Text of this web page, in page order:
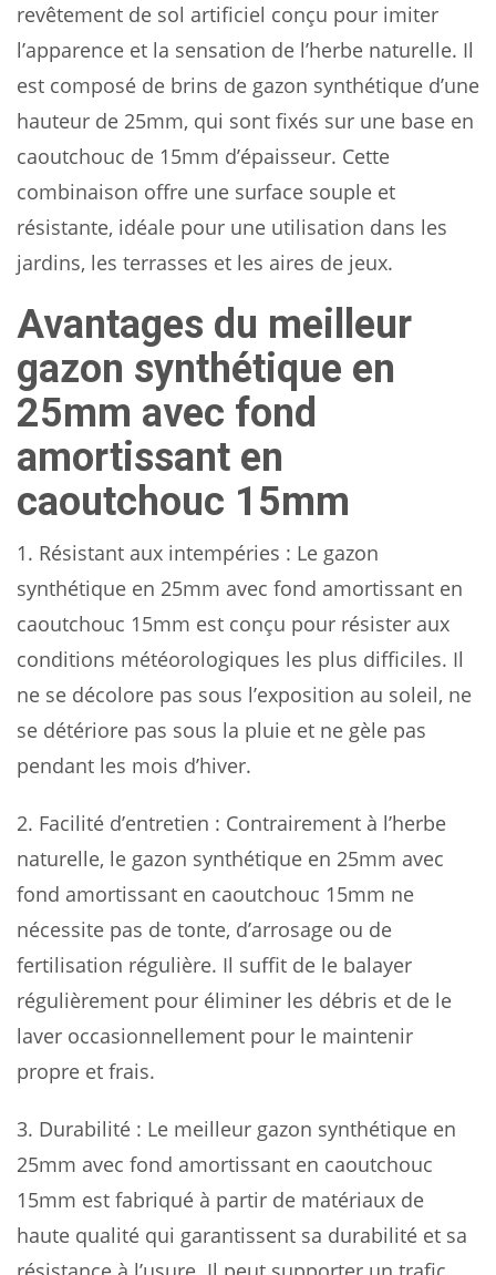
revêtement de sol artificiel conçu pour imiter
l’apparence et la sensation de l’herbe naturelle. Il
est composé de brins de gazon synthétique d’une
hauteur de 25mm, qui sont fixés sur une base en
caoutchouc de 15mm d’épaisseur. Cette
combinaison offre une surface souple et
résistante, idéale pour une utilisation dans les
jardins, les terrasses et les aires de jeux.
Avantages du meilleur
gazon synthétique en
25mm avec fond
amortissant en
caoutchouc 15mm
1. Résistant aux intempéries : Le gazon
synthétique en 25mm avec fond amortissant en
caoutchouc 15mm est conçu pour résister aux
conditions météorologiques les plus difficiles. Il
ne se décolore pas sous l’exposition au soleil, ne
se détériore pas sous la pluie et ne gèle pas
pendant les mois d’hiver.
2. Facilité d’entretien : Contrairement à l’herbe
naturelle, le gazon synthétique en 25mm avec
fond amortissant en caoutchouc 15mm ne
nécessite pas de tonte, d’arrosage ou de
fertilisation régulière. Il suffit de le balayer
régulièrement pour éliminer les débris et de le
laver occasionnellement pour le maintenir
propre et frais.
3. Durabilité : Le meilleur gazon synthétique en
25mm avec fond amortissant en caoutchouc
15mm est fabriqué à partir de matériaux de
haute qualité qui garantissent sa durabilité et sa